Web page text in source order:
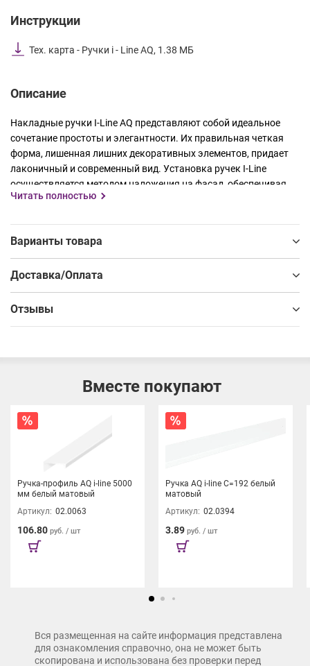
Инструкции
Тех. карта - Ручки i - Line AQ, 1.38 МБ
Описание
Накладные ручки I-Line AQ представляют собой идеальное
сочетание простоты и элегантности. Их правильная четкая
форма, лишенная лишних декоративных элементов, придает
лаконичный и современный вид. Установка ручек I-Line
осуществляется методом наложения на фасад, обеспечивая
плотное прилегание ко всей поверхности. Надежное крепление
мебели. Эти ручки идеально дополняют коллекцию торцевых
гармоничный облик.
Читать полностью
Варианты товара
Доставка/Оплата
Отзывы
Вместе покупают
Ручка-профиль AQ i-line 5000
мм белый матовый
Артикул: 02.0063
106.80 руб. / шт
Ручка AQ i-line С=192 белый
матовый
Артикул: 02.0394
3.89 руб. / шт
Вся размещенная на сайте информация представлена
для ознакомления справочно, она не может быть
скопирована и использована без проверки перед